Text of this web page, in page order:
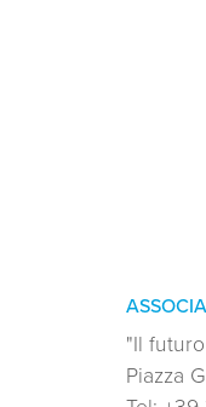
"Il
Piazza